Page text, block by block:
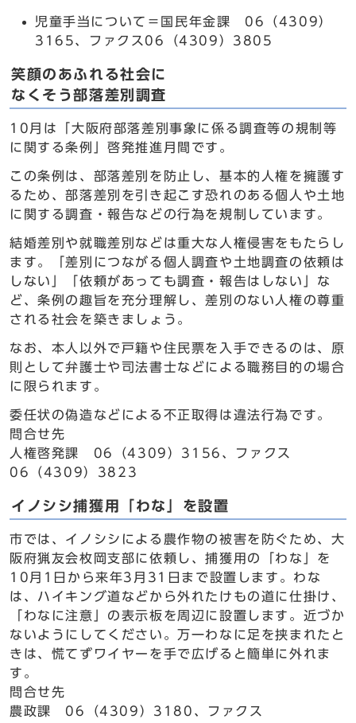
児童手当について＝国民年金課 06（4309）
3165、ファクス06（4309）3805
笑顔のあふれる社会に
なくそう部落差別調査
10月は「大阪府部落差別事象に係る調査等の規制等
に関する条例」啓発推進月間です。
この条例は、部落差別を防止し、基本的人権を擁護す
るため、部落差別を引き起こす恐れのある個人や土地
に関する調査・報告などの行為を規制しています。
結婚差別や就職差別などは重大な人権侵害をもたらし
ます。「差別につながる個人調査や土地調査の依頼は
しない」「依頼があっても調査・報告はしない」な
ど、条例の趣旨を充分理解し、差別のない人権の尊重
される社会を築きましょう。
なお、本人以外で戸籍や住民票を入手できるのは、原
則として弁護士や司法書士などによる職務目的の場合
に限られます。
委任状の偽造などによる不正取得は違法行為です。
問合せ先
人権啓発課 06（4309）3156、ファクス
06（4309）3823
イノシシ捕獲用「わな」を設置
市では、イノシシによる農作物の被害を防ぐため、大
阪府猟友会枚岡支部に依頼し、捕獲用の「わな」を
10月1日から来年3月31日まで設置します。わな
は、ハイキング道などから外れたけもの道に仕掛け、
「わなに注意」の表示板を周辺に設置します。近づか
ないようにしてください。万一わなに足を挟まれたと
きは、慌てずワイヤーを手で広げると簡単に外れま
す。
問合せ先
農政課 06（4309）3180、ファクス